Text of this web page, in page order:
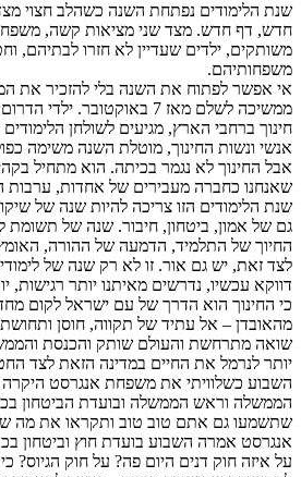
שנת הלימודים נפתחת השנה כשהלב חצוי
חדש, דף חדש. מצד שני מציאות קשה,
משותקים, ילדים שעדיין לא חזרו לבתיהם,
משפחותיהם.
אי אפשר לפתוח את השנה בלי להזכיר את
ממשיכה לשלם מאז 7 באוקטובר.
חינוך ברחבי הארץ, מגיעים לשולחן
אנשי ונשות החינוך, מוטלת השנה משימה
אבל החינוך לא נגמר בכיתה. הוא מתחיל
שאנחנו כחברה מעבירים של אחדות, ערבות
שנת הלימודים הזו צריכה להיות שנה של
גם של אמון, ביטחון, חיבור. שנה של
החיוך של התלמיד, הדמעה של ההורה,
לצד זאת, יש גם אור. זו לא רק שנה של
דווקא עכשיו, נדרשים מאיתנו יותר רגישות,
כי החינוך הוא הדרך של עם ישראל לקום
מהאובדן – אל עתיד של תקווה, חוסן ותחושת
שואה מתרחשת והעולם שותק והכנסת
יותר לנרמל את החיים במדינה הזאת לצד
השבוע כשלוויתי את משפחת אנגרסט היקרה
הממשלה וראש הממשלה ובועדת הביטחון
שתשמעו גם אתם טוב טוב ותקראו את מה
אנגרסט אמרה השבוע בועדת חוץ וביטחון
על איזה חוק דנים היום פה? על חוק הגיוס?